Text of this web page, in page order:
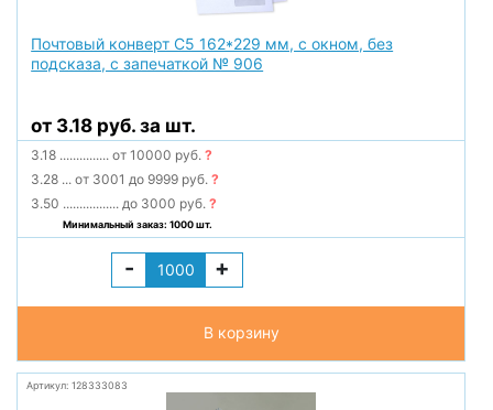
Почтовый конверт С5 162*229 мм, с окном, без
подсказа, с запечаткой № 906
от 3.18 руб. за шт.
3.18 ............... от 10000 руб.?
3.28 ... от 3001 до 9999 руб.?
3.50 ................. до 3000 руб.?
Минимальный заказ: 1000 шт.
- +
В корзину
Артикул: 128333083